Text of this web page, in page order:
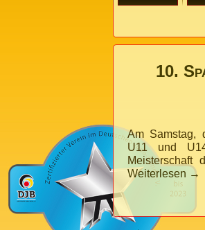
10.
Am Samstag,
U11 und
Meisterschaft
Weiterlesen →